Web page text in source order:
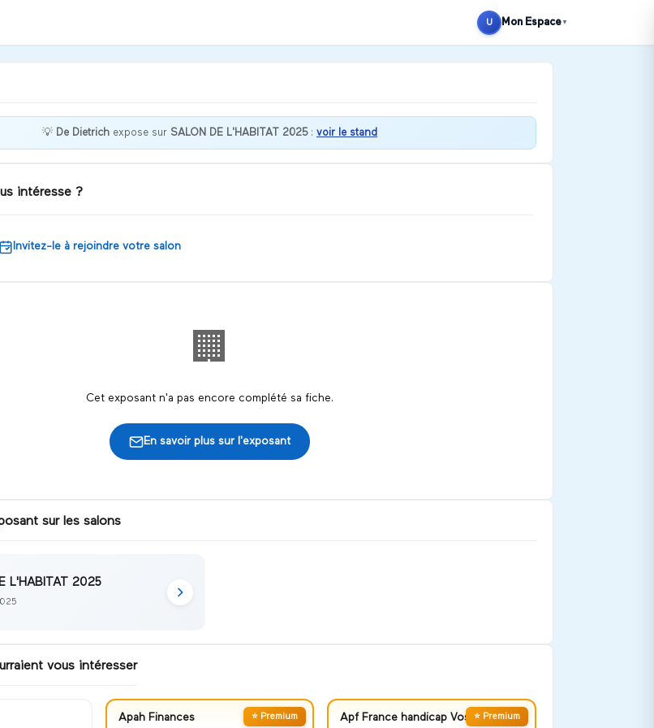
U Mon Espace ▼
💡 De Dietrich expose sur SALON DE L'HABITAT 2025: voir le stand
intéresse ?
Invitez-le à rejoindre votre salon
🏢
Cet exposant n'a pas encore complété sa fiche.
En savoir plus sur l'exposant
sur les salons
L'HABITAT 2025
vous intéresser
⭐ Premium
Apah Finances ⭐ Premium
Apf France handicap Vosges